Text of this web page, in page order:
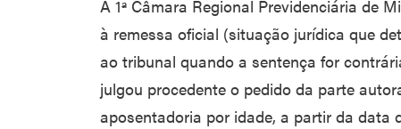
A 1ª Câmara Regional Previdenciária de
à remessa oficial (situação jurídica que
ao tribunal quando a sentença for
julgou procedente o pedido da parte
aposentadoria por idade, a partir da data